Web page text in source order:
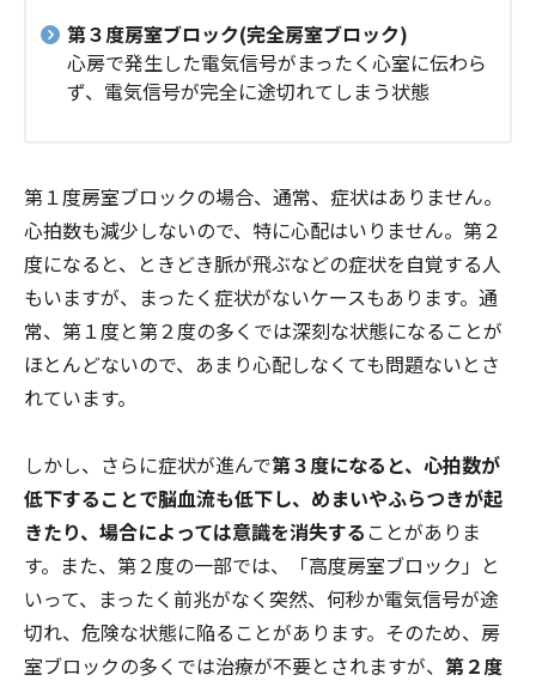
第３度房室ブロック(完全房室ブロック)
心房で発生した電気信号がまったく心室に伝わら
ず、電気信号が完全に途切れてしまう状態
第１度房室ブロックの場合、通常、症状はありません。
心拍数も減少しないので、特に心配はいりません。第２
度になると、ときどき脈が飛ぶなどの症状を自覚する人
もいますが、まったく症状がないケースもあります。通
常、第１度と第２度の多くでは深刻な状態になることが
ほとんどないので、あまり心配しなくても問題ないとさ
れています。
しかし、さらに症状が進んで第３度になると、心拍数が
低下することで脳血流も低下し、めまいやふらつきが起
きたり、場合によっては意識を消失する ことがありま
す。また、第２度の一部では、「高度房室ブロック」と
いって、まったく前兆がなく突然、何秒か電気信号が途
切れ、危険な状態に陥ることがあります。そのため、房
室ブロックの多くでは治療が不要とされますが、 第２度